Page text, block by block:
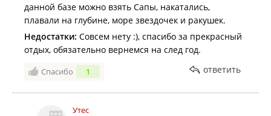
данной базе можно взять Сапы, накатались,
плавали на глубине, море звездочек и ракушек.
Недостатки: Совсем нету :), спасибо за прекрасный
отдых, обязательно вернемся на след год.
Спасибо 1 ответить
Утес